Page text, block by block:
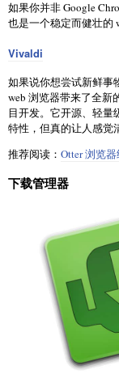
如果你并非 Google
也是一个稳定而健壮的
Vivaldi
如果说你想尝试新鲜事
web 浏览器带来了全新
目开发。它开源、轻量
特性，但真的让人感觉
推荐阅读： Otter 浏览
下载管理器